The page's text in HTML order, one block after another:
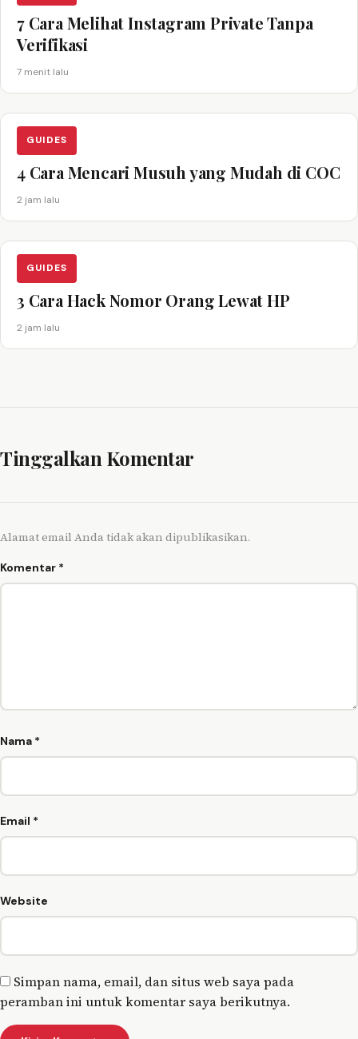
7 Cara Melihat Instagram Private Tanpa
Verifikasi
7 menit lalu
GUIDES
4 Cara Mencari Musuh yang Mudah di COC
2 jam lalu
GUIDES
3 Cara Hack Nomor Orang Lewat HP
2 jam lalu
Tinggalkan Komentar
Alamat email Anda tidak akan dipublikasikan.
Komentar *
Nama *
Email *
Website
Simpan nama, email, dan situs web saya pada
peramban ini untuk komentar saya berikutnya.